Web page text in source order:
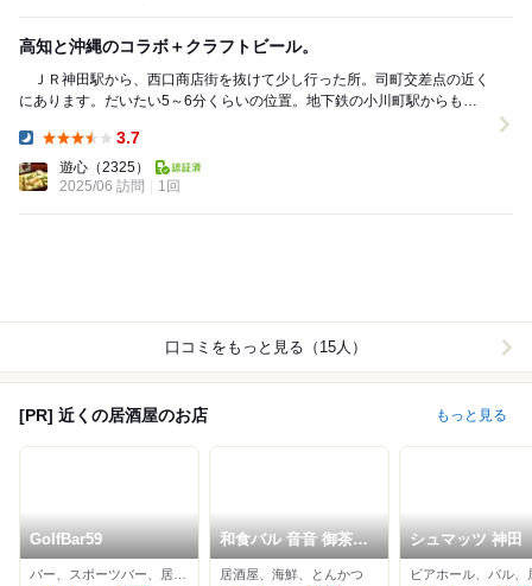
高知と沖縄のコラボ＋クラフトビール。
ＪＲ神田駅から、西口商店街を抜けて少し行った所。司町交差点の近く
にあります。だいたい5～6分くらいの位置。地下鉄の小川町駅からも同
3.7
遊心 （2325）
2025/06 訪問
1回
口コミをもっと見る（15人）
[PR] 近くの居酒屋のお店 もっと見る
GolfBar59
和食バル 音音 御茶ノ
水ソラシティ店
居酒屋、海鮮、とんかつ
シュマッツ 神田
ビアホール、バル、